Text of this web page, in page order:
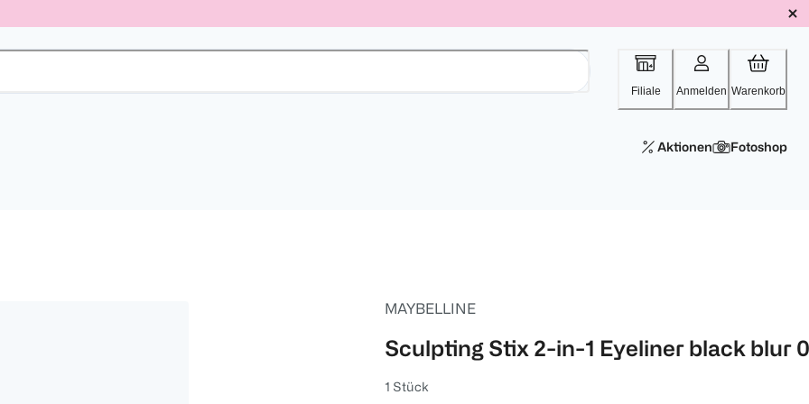
Filiale Anmelden Warenkorb
Aktionen Fotoshop
MAYBELLINE
Sculpting Stix 2-in-1 Eyeliner black blur
1 Stück